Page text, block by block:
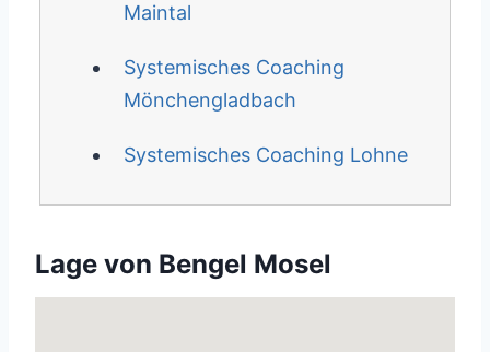
Maintal
Systemisches Coaching
Mönchengladbach
Systemisches Coaching Lohne
Lage von Bengel Mosel